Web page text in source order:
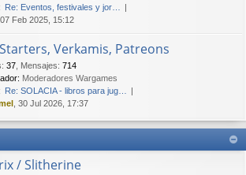
Re: Eventos, festivales y jor…
, 07 Feb 2025, 15:12
Verkamis, Patreons
: 37 Mensajes: 714
Moderadores Wargames
Re: SOLACIA - libros para jug…
, 30 Jul 2026, 17:37
/ Slitherine